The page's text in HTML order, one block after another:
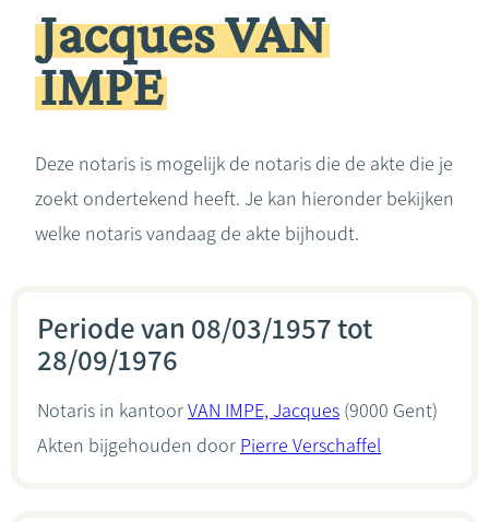
Erven & schenken
Ondernemen
Rekenmodules
Jacques VAN
IMPE
Deze notaris is mogelijk de notaris die de akte die je
zoekt ondertekend heeft. Je kan hieronder bekijken
welke notaris vandaag de akte bijhoudt.
Periode van 08/03/1957 tot
28/09/1976
Notaris in kantoorVAN IMPE, Jacques (9000 Gent)
Akten bijgehouden door Pierre Verschaffel